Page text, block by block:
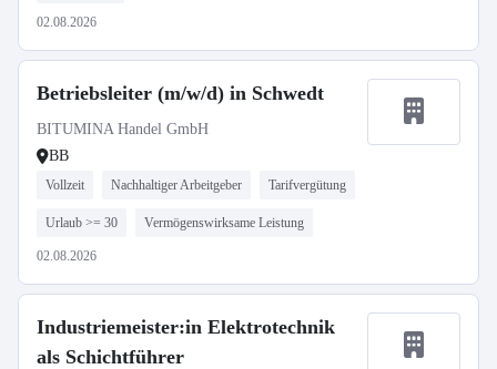
02.08.2026
Betriebsleiter (m/w/d) in Schwedt
BITUMINA Handel GmbH
BB
Vollzeit Nachhaltiger Arbeitgeber Tarifvergütung
Urlaub >= 30 Vermögenswirksame Leistung
02.08.2026
Industriemeister:in Elektrotechnik
als Schichtführer